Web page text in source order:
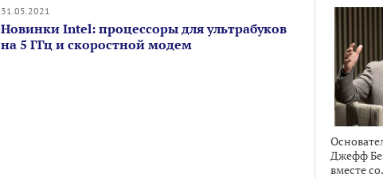
31.05.2021
Новинки Intel: процессоры для ультрабуков
на 5 ГГц и скоростной модем
Джефф
вместе